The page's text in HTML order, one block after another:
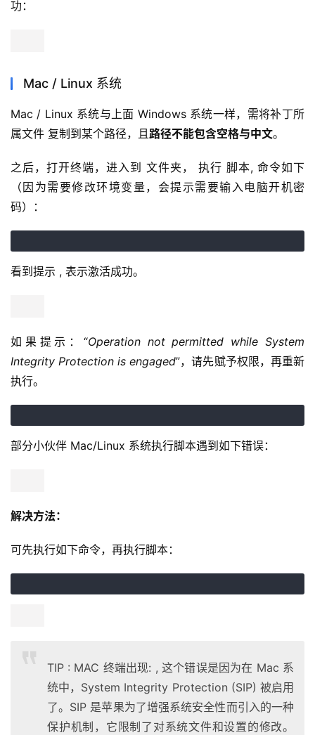
功：
Mac / Linux 系统
Mac / Linux 系统与上面 Windows 系统一样，需将补丁所
属文件 复制到某个路径，且路径不能包含空格与中文。
之后，打开终端，进入到 文件夹， 执行 脚本, 命令如下
（因为需要修改环境变量，会提示需要输入电脑开机密
码）：
看到提示 , 表示激活成功。
如果提示：“Operation not permitted while System
Integrity Protection is engaged”，请先赋予权限，再重新
执行。
部分小伙伴 Mac/Linux 系统执行脚本遇到如下错误：
解决方法：
可先执行如下命令，再执行脚本：
TIP : MAC 终端出现: , 这个错误是因为在 Mac 系
统中，System Integrity Protection (SIP) 被启用
了。SIP 是苹果为了增强系统安全性而引入的一种
保护机制，它限制了对系统文件和设置的修改。